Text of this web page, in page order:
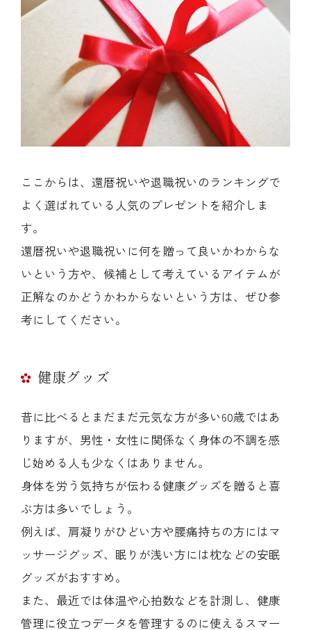
ここからは、還暦祝いや退職祝いのランキングで
よく選ばれている人気のプレゼントを紹介しま
す。
還暦祝いや退職祝いに何を贈って良いかわからな
いという方や、候補として考えているアイテムが
正解なのかどうかわからないという方は、ぜひ参
考にしてください。
健康グッズ
昔に比べるとまだまだ元気な方が多い60歳ではあ
りますが、男性・女性に関係なく身体の不調を感
じ始める人も少なくはありません。
身体を労う気持ちが伝わる健康グッズを贈ると喜
ぶ方は多いでしょう。
例えば、肩凝りがひどい方や腰痛持ちの方にはマ
ッサージグッズ、眠りが浅い方には枕などの安眠
グッズがおすすめ。
また、最近では体温や心拍数などを計測し、健康
管理に役立つデータを管理するのに使えるスマー